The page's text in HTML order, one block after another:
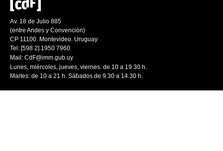
Av. 18 de Julio 885
(entre Andes y Convención)
CP 11100. Montevideo. Uruguay
Tel: [598 2] 1950 7960
Mail: CdF@imm.gub.uy
Lunes, miércoles, jueves, viernes: de 10 a 19.30 h.
Martes: de 10 a 21 h. Sábados de 9.30 a 14.30 h.